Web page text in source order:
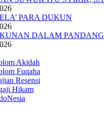
PARA DUKUN
DALAM
Akidah
Fuqaha
Resensi
Hikam